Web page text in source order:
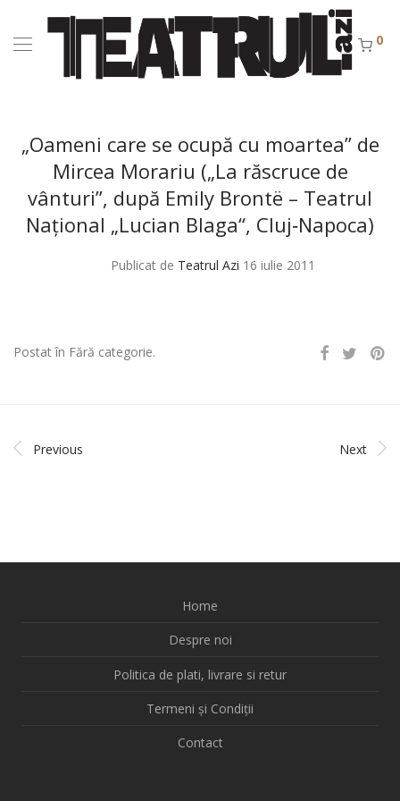
0
„Oameni care se ocupă cu moartea” de
Mircea Morariu („La răscruce de
vânturi”, după Emily Brontë – Teatrul
Naţional „Lucian Blaga“, Cluj‑Napoca)
Publicat de Teatrul Azi 16 iulie 2011
Postat în Fără categorie.
Previous Next
Home
Despre noi
Politica de plati, livrare si retur
Termeni și Condiții
Contact